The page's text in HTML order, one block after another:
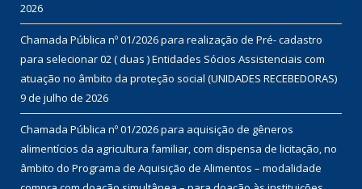
2026
Chamada Pública nº 01/2026 para realização de Pré- cadastro
para selecionar 02 ( duas ) Entidades Sócios Assistenciais com
atuação no âmbito da proteção social (UNIDADES RECEBEDORAS)
9 de julho de 2026
Chamada Pública nº 01/2026 para aquisição de gêneros
alimentícios da agricultura familiar, com dispensa de licitação, no
âmbito do Programa de Aquisição de Alimentos – modalidade